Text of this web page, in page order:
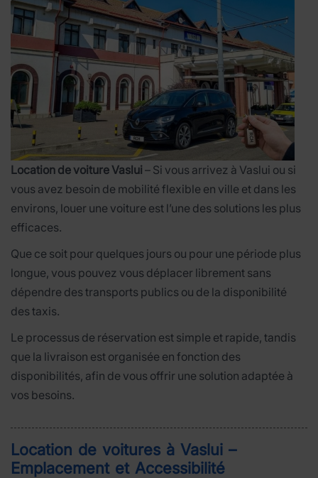
Location de voiture Vaslui – Si vous arrivez à Vaslui ou si
vous avez besoin de mobilité flexible en ville et dans les
environs, louer une voiture est l’une des solutions les plus
efficaces.
Que ce soit pour quelques jours ou pour une période plus
longue, vous pouvez vous déplacer librement sans
dépendre des transports publics ou de la disponibilité
des taxis.
Le processus de réservation est simple et rapide, tandis
que la livraison est organisée en fonction des
disponibilités, afin de vous offrir une solution adaptée à
vos besoins.
Location de voitures à Vaslui –
Emplacement et Accessibilité